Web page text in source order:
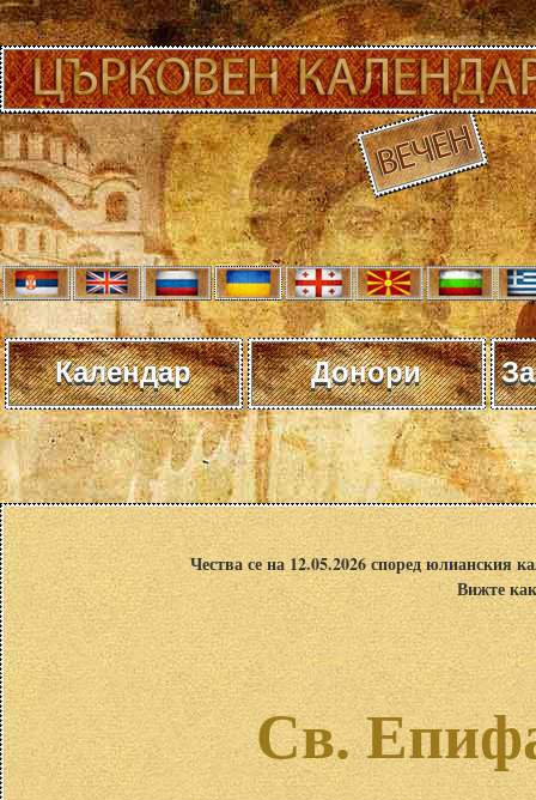
Календар Донори
Чества се на 12.05.2026 според юлианския
Вижте
Св.